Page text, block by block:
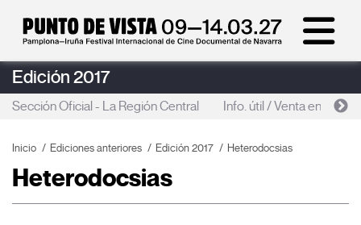
Edición 2017
Sección Oficial - La Región Central Info. útil / Venta entradas
Inicio Ediciones anteriores Edición 2017 Heterodocsias
Heterodocsias